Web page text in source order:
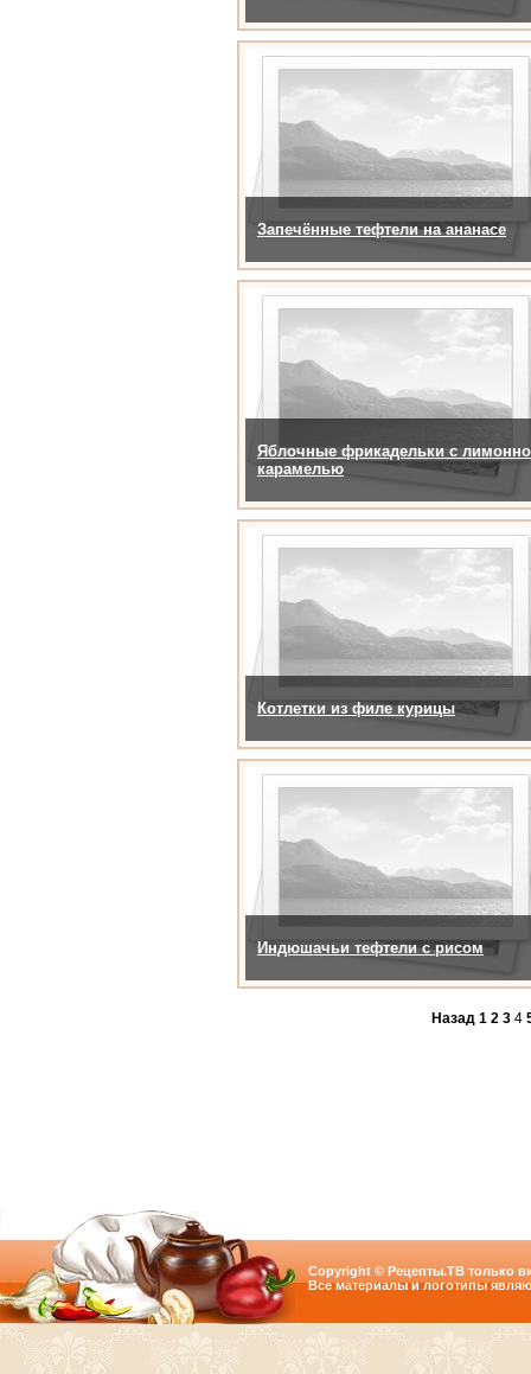
Запечённые тефтели на ананасе
Яблочные фрикадельки с
карамелью
Котлетки из филе курицы
Индюшачьи тефтели с рисом
Назад 1 2 3 4
Copyright © Рецепты.ТВ только
Все материалы и логотипы